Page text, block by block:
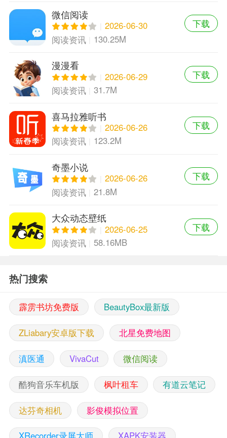
微信阅读
2026-06-30
阅读资讯
130.25M
下载
漫漫看
2026-06-29
阅读资讯
31.7M
下载
喜马拉雅听书
2026-06-26
阅读资讯
123.2M
下载
奇墨小说
2026-06-26
阅读资讯
21.8M
下载
大众动态壁纸
2026-06-25
阅读资讯
58.16MB
下载
热门搜索
霹雳书坊免费版 BeautyBox最新版
ZLiabary安卓版下载 北星免费地图
滇医通 VivaCut 微信阅读
酷狗音乐车机版 枫叶租车 有道云笔记
达芬奇相机 影俊模拟位置